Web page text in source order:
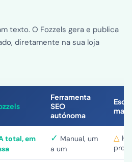
texto. O Fozzels gera e publica
diretamente na sua loja
Ferramenta
SEO
autónoma
total, em
✓ Manual, um
a um
△